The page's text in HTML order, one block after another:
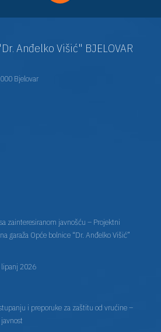
Anđelko Višić" BJELOVAR
Bjelovar
zainteresiranom javnošću – Projektni
garaža Opće bolnice “Dr. Anđelko Višić”
lipanj 2026
i preporuke za zaštitu od vrućine –